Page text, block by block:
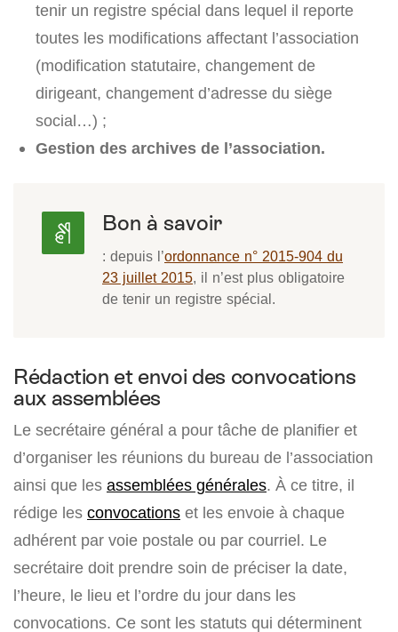
tenir un registre spécial dans lequel il reporte
toutes les modifications affectant l’association
(modification statutaire, changement de
dirigeant, changement d’adresse du siège
social…) ;
Gestion des archives de l’association.
Bon à savoir
: depuis l’ordonnance n° 2015-904 du
23 juillet 2015, il n’est plus obligatoire
de tenir un registre spécial.
Rédaction et envoi des convocations
aux assemblées
Le secrétaire général a pour tâche de planifier et
d’organiser les réunions du bureau de l’association
ainsi que les assemblées générales. À ce titre, il
rédige les convocations et les envoie à chaque
adhérent par voie postale ou par courriel. Le
secrétaire doit prendre soin de préciser la date,
l’heure, le lieu et l’ordre du jour dans les
convocations. Ce sont les statuts qui déterminent